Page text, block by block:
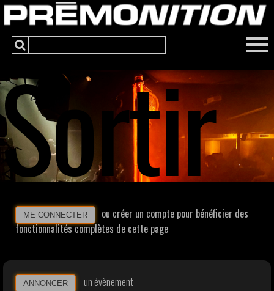
Sortir
ME CONNECTER
ou créer un compte pour bénéficier des
fonctionnalités complètes de cette page
ANNONCER un évènement